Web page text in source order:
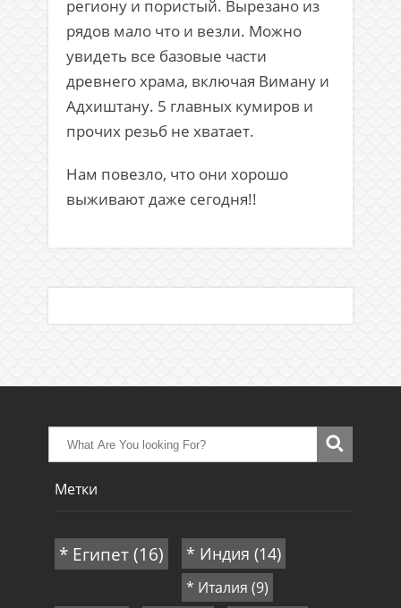
региону и пористый. Вырезано из
рядов мало что и везли. Можно
увидеть все базовые части
древнего храма, включая Виману и
Адхиштану. 5 главных кумиров и
прочих резьб не хватает.
Нам повезло, что они хорошо
выживают даже сегодня!!
Метки
* Египет(16) * Индия (14)
* Италия (9)